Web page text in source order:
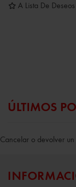
A Lista De Deseos
ÚLTIMOS
Cancelar o devolver